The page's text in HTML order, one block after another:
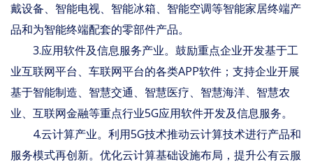
戴设备、智能电视、智能冰箱、智能空调等智能家居终端产
品和为智能终端配套的零部件产品。
3.应用软件及信息服务产业。鼓励重点企业开发基于工
业互联网平台、车联网平台的各类APP软件；支持企业开展
基于智能制造、智慧交通、智慧医疗、智慧海洋、智慧农
业、互联网金融等重点行业5G应用软件开发及信息服务。
4.云计算产业。利用5G技术推动云计算技术进行产品和
服务模式再创新。优化云计算基础设施布局，提升公有云服